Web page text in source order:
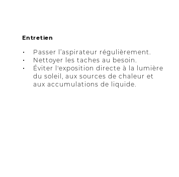
Entretien
Passer l’aspirateur régulièrement.
Nettoyer les taches au besoin.
Éviter l'exposition directe à la lumière
du soleil, aux sources de chaleur et
aux accumulations de liquide.